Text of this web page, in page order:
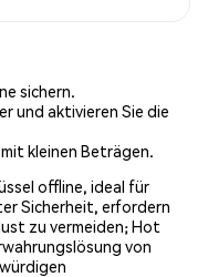
sichern.
und aktivieren Sie die
kleinen Beträgen.
offline, ideal für
Sicherheit, erfordern
zu vermeiden; Hot
von